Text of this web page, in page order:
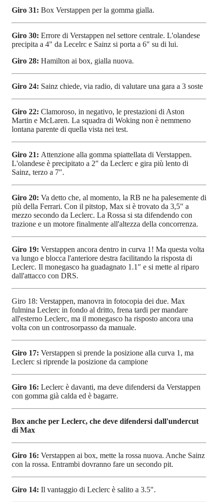
Giro 31: Box Verstappen per la gomma gialla.
Giro 30: Errore di Verstappen nel settore centrale. L'olandese
precipita a 4" da Lecelrc e Sainz si porta a 6" su di lui.
Giro 28: Hamilton ai box, gialla nuova.
Giro 24: Sainz chiede, via radio, di valutare una gara a 3 soste
Giro 22: Clamoroso, in negativo, le prestazioni di Aston
Martin e McLaren. La squadra di Woking non è nemmeno
lontana parente di quella vista nei test.
Giro 21: Attenzione alla gomma spiattellata di Verstappen.
L'olandese è precipitato a 2" da Leclerc e gira più lento di
Sainz, terzo a 7".
Giro 20: Va detto che, al momento, la RB ne ha palesemente di
più della Ferrari. Con il pitstop, Max si è trovato da 3,5" a
mezzo secondo da Leclerc. La Rossa si sta difendendo con
trazione e un motore finalmente all'altezza della concorrenza.
Giro 19: Verstappen ancora dentro in curva 1! Ma questa volta
va lungo e blocca l'anteriore destra facilitando la risposta di
Leclerc. Il monegasco ha guadagnato 1.1" e si mette al riparo
dall'attacco con DRS.
Giro 18: Verstappen, manovra in fotocopia dei due. Max
fulmina Leclerc in fondo al dritto, frena tardi per mandare
all'esterno Leclerc, ma il monegasco ha risposto ancora una
volta con un controsorpasso da manuale.
Giro 17: Verstappen si prende la posizione alla curva 1, ma
Leclerc si riprende la posizione da campione
Giro 16: Leclerc è davanti, ma deve difendersi da Verstappen
con gomma già calda ed è bagarre.
Box anche per Leclerc, che deve difendersi dall'undercut
di Max
Giro 16: Verstappen ai box, mette la rossa nuova. Anche Sainz
con la rossa. Entrambi dovranno fare un secondo pit.
Giro 14: Il vantaggio di Leclerc è salito a 3.5".